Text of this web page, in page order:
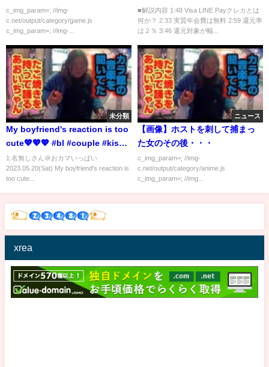
c_img_param=; //img-
c.net/output/category/game.js
c_img_param=; //img-...
■解説内容 1:48 Visa LINE Payクレカとは
何か？ 2:33 実質年会費は無料 2:59 還元率
は２％ 3:46 還元対象が幅...
未分類
My boyfriend's reaction is too
cute💖💖💖 #bl #couple #kiss
#gay
1:名無しさん＠おカマいっぱい
2023.05.20(Sat) My boyfriend's reaction is
too cute...
ニュース
【画像】ホストを刺して捕まっ
た女のその後・・・
c_img_param=; //img-
c.net/output/category/anime.js
c_img_param=; //img...
xrea